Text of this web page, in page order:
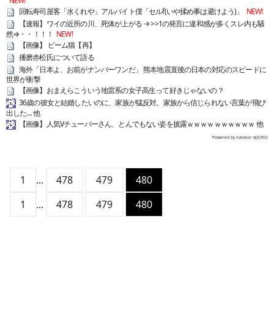
回転寿司屋客「水くれや」アルバイト僕「セルf(いや揉め事は避けよう)」
NEW!
【速報】ワイの近所の川、死体が上がる → >>1の発言に違和感が多くスレ内も騒
然⇒・・！！！ NEW!
【画像】 ビーム猫【再】
播磨赤松氏について語る
海外「日本よ、お前がナンバーワンだ」 熊本地震直後の日本の対応のスピードに
世界が衝撃
【画像】おまえらこういう地雷系の女子高生って好きじゃないの？
36歳の彼女と結婚したいのに、家族が猛反対。家族から信じられない言葉が飛び
出した… 他
【画像】人気Vチューバーさん、とんでもない姿を披露ｗｗｗｗｗｗｗｗｗｗ 他
Powered by livedoor 相互RSS
1 ... 478 479
480
1
... 478 479 480